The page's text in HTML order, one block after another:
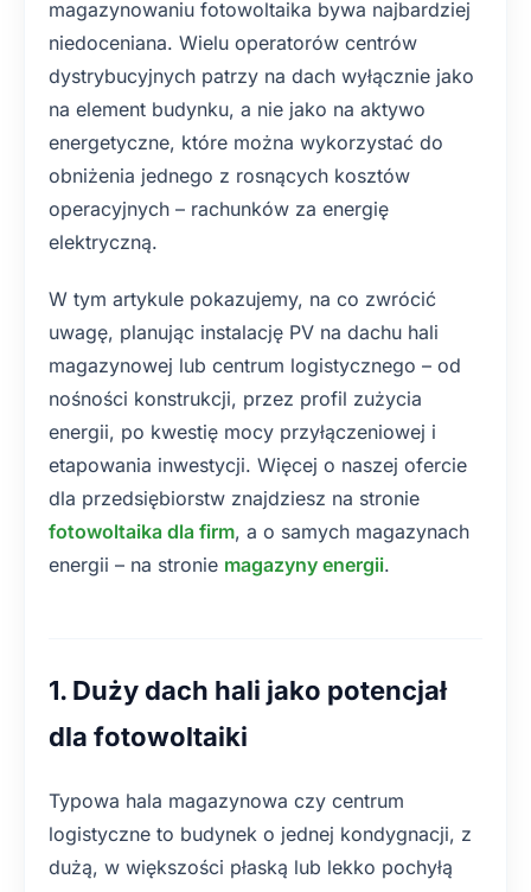
magazynowaniu fotowoltaika bywa najbardziej
niedoceniana. Wielu operatorów centrów
dystrybucyjnych patrzy na dach wyłącznie jako
na element budynku, a nie jako na aktywo
energetyczne, które można wykorzystać do
obniżenia jednego z rosnących kosztów
operacyjnych – rachunków za energię
elektryczną.
W tym artykule pokazujemy, na co zwrócić
uwagę, planując instalację PV na dachu hali
magazynowej lub centrum logistycznego – od
nośności konstrukcji, przez profil zużycia
energii, po kwestię mocy przyłączeniowej i
etapowania inwestycji. Więcej o naszej ofercie
dla przedsiębiorstw znajdziesz na stronie
fotowoltaika dla firm, a o samych magazynach
energii – na stronie magazyny energii.
1. Duży dach hali jako potencjał
dla fotowoltaiki
Typowa hala magazynowa czy centrum
logistyczne to budynek o jednej kondygnacji, z
dużą, w większości płaską lub lekko pochyłą